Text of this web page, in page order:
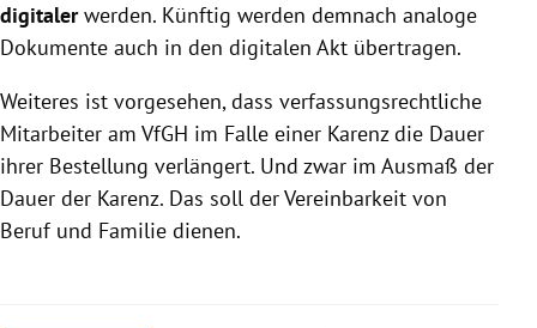
digitalerwerden. Künftig werden demnach analoge
Dokumente auch in den digitalen Akt übertragen.
Weiteres ist vorgesehen, dass verfassungsrechtliche
Mitarbeiter am VfGH im Falle einer Karenz die Dauer
ihrer Bestellung verlängert. Und zwar im Ausmaß der
Dauer der Karenz. Das soll der Vereinbarkeit von
Beruf und Familie dienen.